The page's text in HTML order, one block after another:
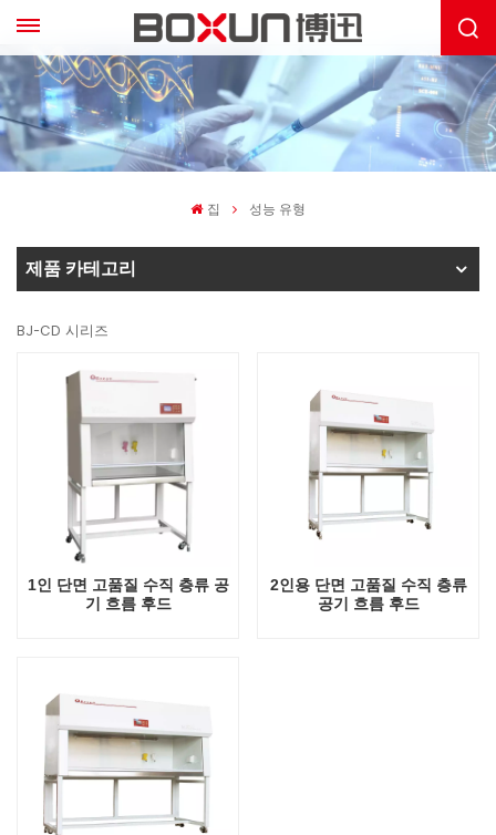
집 성능 유형
제품 카테고리
BJ-CD 시리즈
1인 단면 고품질 수직 층류 공
기 흐름 후드
2인용 단면 고품질 수직 층류
공기 흐름 후드